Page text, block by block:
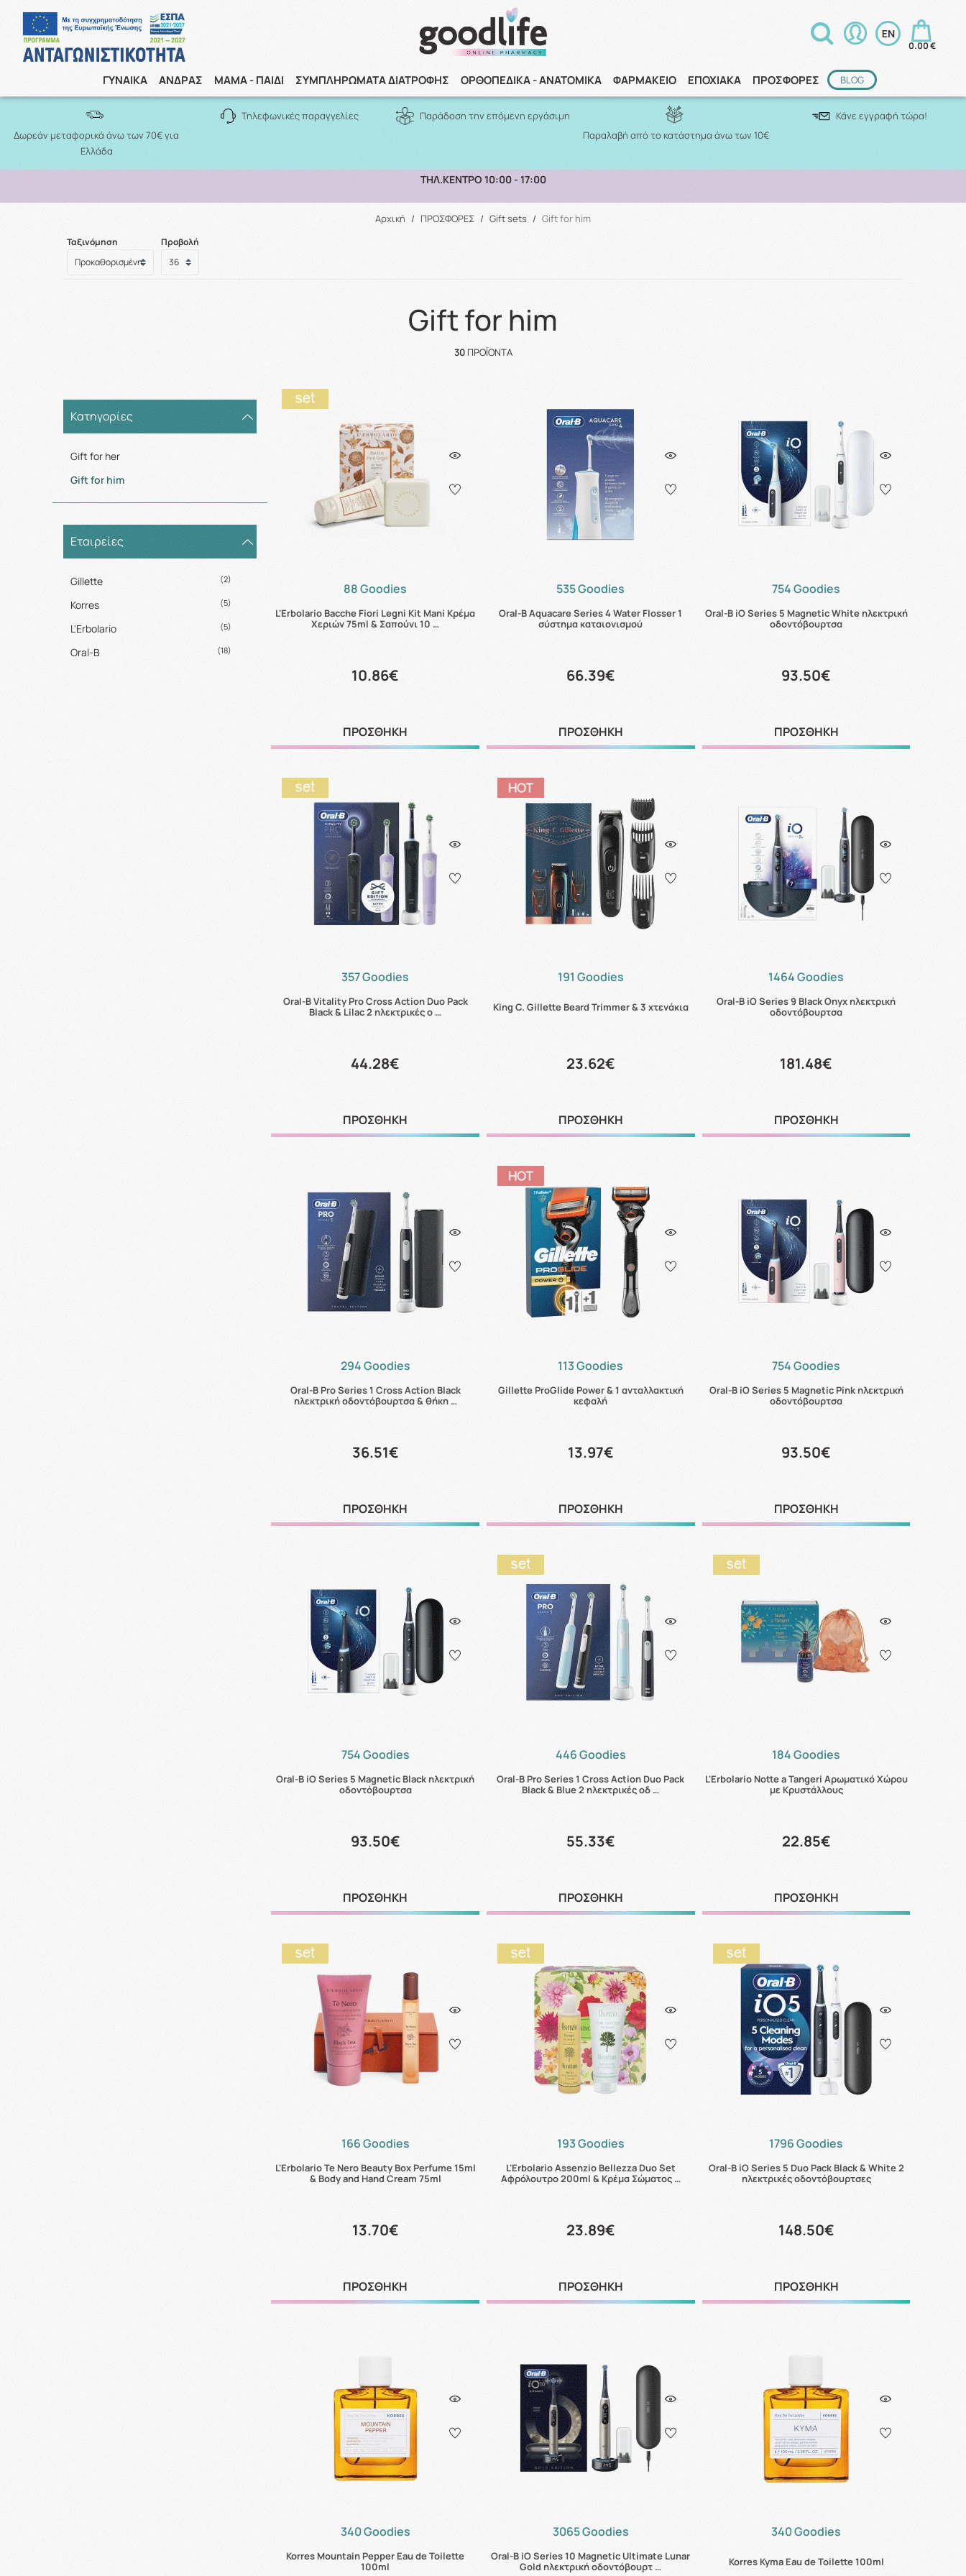
0.00 €
ΓΥΝΑΙΚΑ ΑΝΔΡΑΣ ΜΑΜΑ - ΠΑΙΔΙ ΣΥΜΠΛΗΡΩΜΑΤΑ ΔΙΑΤΡΟΦΗΣ ΟΡΘΟΠΕΔΙΚΑ - ΑΝΑΤΟΜΙΚΑ ΦΑΡΜΑΚΕΙΟ ΕΠΟΧΙΑΚΑ ΠΡΟΣΦΟΡΕΣ BLOG
Αναζήτηση
Δωρεάν μεταφορικά άνω των 70€ για
Ελλάδα
Τηλεφωνικές παραγγελίες
Παράδοση την επόμενη εργάσιμη
Παραλαβή από το κατάστημα άνω των 10€
Κάνε εγγραφή τώρα!
ΠΑΡΑΛΑΒΗ ΑΠΟ ΤΟ ΚΑΤΑΣΤΗΜΑ ΑΝΩ ΤΩΝ 10€
Αρχική / ΠΡΟΣΦΟΡΕΣ / Gift sets / Gift for him
Ταξινόμηση Προβολή
Gift for him
30ΠΡΟΪΌΝΤΑ
Κατηγορίες
Gift for her
Gift for him
Εταιρείες
Gillette (2)
Korres (5)
L'Erbolario (5)
Oral-B (18)
88 Goodies
L'Erbolario Bacche Fiori Legni Kit Mani Κρέμα
Χεριών 75ml & Σαπούνι 10 …
10.86€
ΠΡΟΣΘΗΚΗ
535 Goodies
Oral-B Aquacare Series 4 Water Flosser 1
σύστημα καταιονισμού
66.39€
ΠΡΟΣΘΗΚΗ
754 Goodies
Oral-B iO Series 5 Magnetic White ηλεκτρική
οδοντόβουρτσα
93.50€
ΠΡΟΣΘΗΚΗ
357 Goodies
Oral-B Vitality Pro Cross Action Duo Pack
Black & Lilac 2 ηλεκτρικές ο …
44.28€
ΠΡΟΣΘΗΚΗ
191 Goodies
King C. Gillette Beard Trimmer & 3 χτενάκια
23.62€
ΠΡΟΣΘΗΚΗ
1464 Goodies
Oral-B iO Series 9 Black Onyx ηλεκτρική
οδοντόβουρτσα
181.48€
ΠΡΟΣΘΗΚΗ
294 Goodies
Oral-B Pro Series 1 Cross Action Black
ηλεκτρική οδοντόβουρτσα & θήκη …
36.51€
ΠΡΟΣΘΗΚΗ
113 Goodies
Gillette ProGlide Power & 1 ανταλλακτική
κεφαλή
13.97€
ΠΡΟΣΘΗΚΗ
754 Goodies
Oral-B iO Series 5 Magnetic Pink ηλεκτρική
οδοντόβουρτσα
93.50€
ΠΡΟΣΘΗΚΗ
754 Goodies
Oral-B iO Series 5 Magnetic Black ηλεκτρική
οδοντόβουρτσα
93.50€
ΠΡΟΣΘΗΚΗ
446 Goodies
Oral-B Pro Series 1 Cross Action Duo Pack
Black & Blue 2 ηλεκτρικές οδ …
55.33€
ΠΡΟΣΘΗΚΗ
184 Goodies
L'Erbolario Νotte a Tangeri Αρωματικό Χώρου
με Κρυστάλλους
22.85€
ΠΡΟΣΘΗΚΗ
166 Goodies
L'Erbolario Te Nero Beauty Box Perfume 15ml
& Body and Hand Cream 75ml
13.70€
ΠΡΟΣΘΗΚΗ
193 Goodies
L'Erbolario Assenzio Bellezza Duo Set
Αφρόλουτρο 200ml & Κρέμα Σώματος …
23.89€
ΠΡΟΣΘΗΚΗ
1796 Goodies
Oral-B iO Series 5 Duo Pack Black & White 2
ηλεκτρικές οδοντόβουρτσες
148.50€
ΠΡΟΣΘΗΚΗ
340 Goodies
Korres Mountain Pepper Eau de Toilette
100ml
3065 Goodies
Oral-B iO Series 10 Magnetic Ultimate Lunar
Gold ηλεκτρική οδοντόβουρτ …
340 Goodies
Korres Kyma Eau de Toilette 100ml